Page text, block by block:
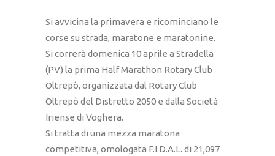
Si avvicina la primavera e ricominciano le
corse su strada, maratone e maratonine.
Si correrà domenica 10 aprile a Stradella
(PV) la prima Half Marathon Rotary Club
Oltrepò, organizzata dal Rotary Club
Oltrepò del Distretto 2050 e dalla Società
Iriense di Voghera.
Si tratta di una mezza maratona
competitiva, omologata F.I.D.A.L. di 21,097